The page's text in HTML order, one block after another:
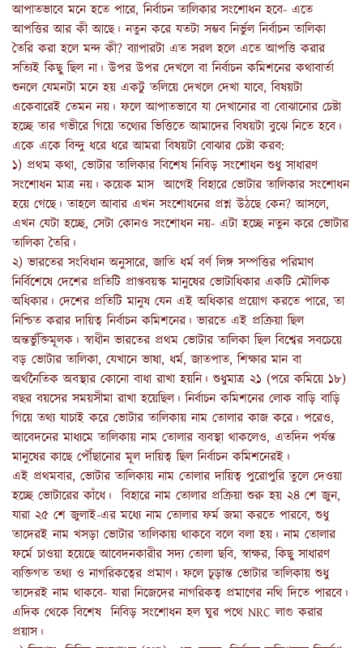
আপাতভাবে মনে হতে পারে, নির্বাচন তালিকার সংশোধন হবে- এতে
আপত্তির আর কী আছে। নতুন করে যতটা সম্ভব নির্ভুল নির্বাচন তালিকা
তৈরি করা হলে মন্দ কী? ব্যাপারটা এত সরল হলে এতে আপত্তি করার
সত্যিই কিছু ছিল না। উপর উপর দেখলে বা নির্বাচন কমিশনের কথাবার্তা
শুনলে যেমনটা মনে হয় একটু তলিয়ে দেখলে দেখা যাবে, বিষয়টা
একেবারেই তেমন নয়। ফলে আপাতভাবে যা দেখানোর বা বোঝানোর চেষ্টা
হচ্ছে তার গভীরে গিয়ে তথ্যের ভিত্তিতে আমাদের বিষয়টা বুঝে নিতে হবে।
একে একে বিন্দু ধরে ধরে আমরা বিষয়টা বোঝার চেষ্টা করব:
১) প্রথম কথা, ভোটার তালিকার বিশেষ নিবিড় সংশোধন শুধু সাধারণ
সংশোধন মাত্র নয়। কয়েক মাস আগেই বিহারে ভোটার তালিকার সংশোধন
হয়ে গেছে। তাহলে আবার এখন সংশোধনের প্রশ্ন উঠছে কেন? আসলে,
এখন যেটা হচ্ছে, সেটা কোনও সংশোধন নয়- এটা হচ্ছে নতুন করে ভোটার
তালিকা তৈরি।
২) ভারতের সংবিধান অনুসারে, জাতি ধর্ম বর্ণ লিঙ্গ সম্পত্তির পরিমাণ
নির্বিশেষে দেশের প্রতিটি প্রাপ্তবয়স্ক মানুষের ভোটাধিকার একটি মৌলিক
অধিকার। দেশের প্রতিটি মানুষ যেন এই অধিকার প্রয়োগ করতে পারে, তা
নিশ্চিত করার দায়িত্ব নির্বাচন কমিশনের। ভারতে এই প্রক্রিয়া ছিল
অন্তর্ভুক্তিমূলক। স্বাধীন ভারতের প্রথম ভোটার তালিকা ছিল বিশ্বের সবচেয়ে
বড় ভোটার তালিকা, যেখানে ভাষা, ধর্ম, জাতপাত, শিক্ষার মান বা
অর্থনৈতিক অবস্থার কোনো বাধা রাখা হয়নি। শুধুমাত্র ২১ (পরে কমিয়ে ১৮)
বছর বয়সের সময়সীমা রাখা হয়েছিল। নির্বাচন কমিশনের লোক বাড়ি বাড়ি
গিয়ে তথ্য যাচাই করে ভোটার তালিকায় নাম তোলার কাজ করে। পরেও,
আবেদনের মাধ্যমে তালিকায় নাম তোলার ব্যবস্থা থাকলেও, এতদিন পর্যন্ত
মানুষের কাছে পৌঁছানোর মূল দায়িত্ব ছিল নির্বাচন কমিশনেরই।
এই প্রথমবার, ভোটার তালিকায় নাম তোলার দায়িত্ব পুরোপুরি তুলে দেওয়া
হচ্ছে ভোটারের কাঁধে। বিহারে নাম তোলার প্রক্রিয়া শুরু হয় ২৪ শে জুন,
যারা ২৫ শে জুলাই-এর মধ্যে নাম তোলার ফর্ম জমা করতে পারবে, শুধু
তাদেরই নাম খসড়া ভোটার তালিকায় থাকবে বলে বলা হয়। নাম তোলার
ফর্মে চাওয়া হয়েছে আবেদনকারীর সদ্য তোলা ছবি, স্বাক্ষর, কিছু সাধারণ
ব্যক্তিগত তথ্য ও নাগরিকত্বের প্রমাণ। ফলে চূড়ান্ত ভোটার তালিকায় শুধু
তাদেরই নাম থাকবে- যারা নিজেদের নাগরিকত্ব প্রমাণের নথি দিতে পারবে।
এদিক থেকে বিশেষ নিবিড় সংশোধন হল ঘুর পথে NRC লাগু করার
প্রয়াস।